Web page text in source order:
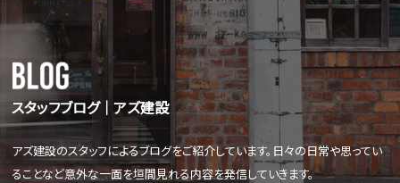
スタッフブログ│アズ建設
アズ建設のスタッフによるブログをご紹介しています。日々の日常や思ってい
ることなど意外な一面を垣間見れる内容を発信していきます。